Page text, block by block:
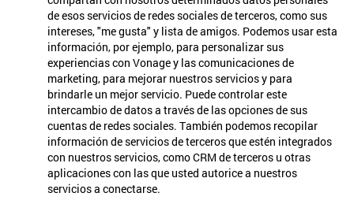
de esos servicios de redes sociales de terceros, como sus
intereses, "me gusta" y lista de amigos. Podemos usar esta
información, por ejemplo, para personalizar sus
experiencias con Vonage y las comunicaciones de
marketing, para mejorar nuestros servicios y para
brindarle un mejor servicio. Puede controlar este
intercambio de datos a través de las opciones de sus
cuentas de redes sociales. También podemos recopilar
información de servicios de terceros que estén integrados
con nuestros servicios, como CRM de terceros u otras
aplicaciones con las que usted autorice a nuestros
servicios a conectarse.